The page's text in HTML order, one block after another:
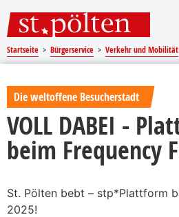
Startseite Bürgerservice Verkehr und Mobilität
Die weltoffene Besucherstadt
VOLL DABEI -
beim Frequency
St. Pölten bebt – stp*Plattform
2025!